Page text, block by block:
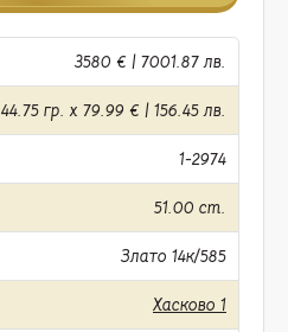
3580 € | 7001.87 лв.
44.75 гр. x 79.99 € | 156.45 лв.
1-2974
51.00 cm.
Злато 14к/585
Хасково 1